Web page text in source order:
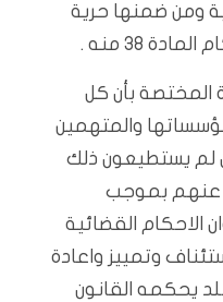
ومن ضمنها حرية
38 منه .
المختصة بأن كل
والمتهمين
لم يستطيعون ذلك
عنهم بموجب
الاحكام القضائية
وتمييز واعادة
يحكمه القانون